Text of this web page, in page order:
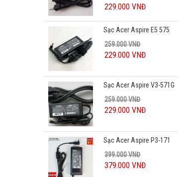
229.000 VNĐ
Sạc Acer Aspire E5 575
259.000 VNĐ
229.000 VNĐ
Sạc Acer Aspire V3-571G
259.000 VNĐ
229.000 VNĐ
Sạc Acer Aspire P3-171
399.000 VNĐ
379.000 VNĐ